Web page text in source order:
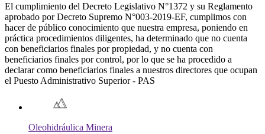
El cumplimiento del Decreto Legislativo N°1372 y su Reglamento
aprobado por Decreto Supremo N°003-2019-EF, cumplimos con
hacer de público conocimiento que nuestra empresa, poniendo en
práctica procedimientos diligentes, ha determinado que no cuenta
con beneficiarios finales por propiedad, y no cuenta con
beneficiarios finales por control, por lo que se ha procedido a
declarar como beneficiarios finales a nuestros directores que ocupan
el Puesto Administrativo Superior - PAS
Oleohidráulica Minera